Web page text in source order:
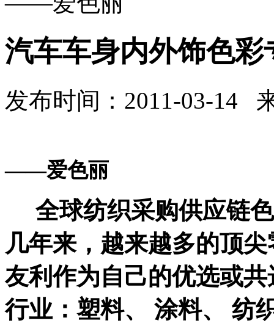
汽车车身内外饰色
发布时间：2011-03-14
——爱色丽
全球纺织采购供应链
几年来，越来越多的顶
友利作为自己的优选或
行业：塑料、 涂料、 纺